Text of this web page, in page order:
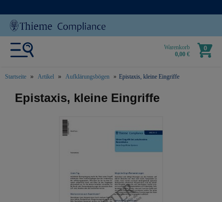
Warenkorb
0,00 €
0
Startseite Artikel Aufklärungsbögen Epistaxis, kleine Eingriffe
text.skipToContent
text.skipToNavigation
Epistaxis, kleine Eingriffe